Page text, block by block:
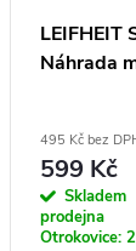
LEIFHEIT
Náhrada
495 Kč bez
599 Kč
Skladem
prodejna
Otrokovice: